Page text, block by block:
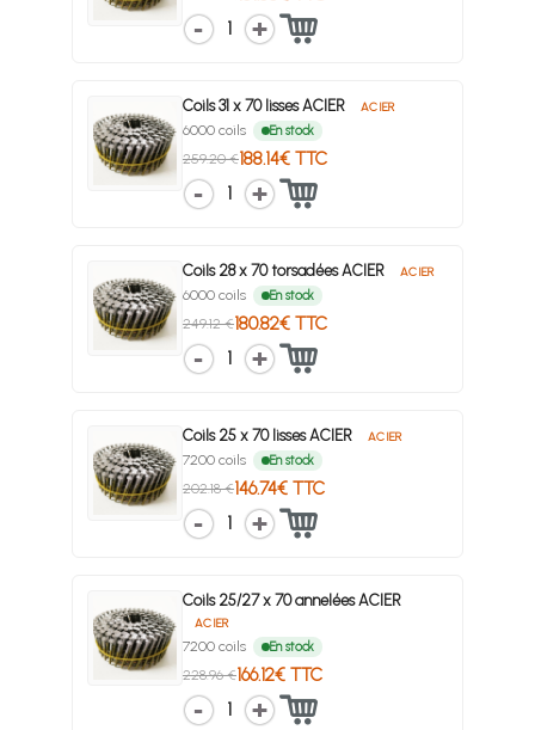
1
Coils 31 x 70 lisses ACIER ACIER
6000 coils En stock
259.20 €188.14€ TTC
1
Coils 28 x 70 torsadées ACIER ACIER
6000 coils En stock
249.12 €180.82€ TTC
1
Coils 25 x 70 lisses ACIER ACIER
7200 coils En stock
202.18 €146.74€ TTC
1
Coils 25/27 x 70 annelées ACIER
ACIER
7200 coils En stock
228.96 €166.12€ TTC
1